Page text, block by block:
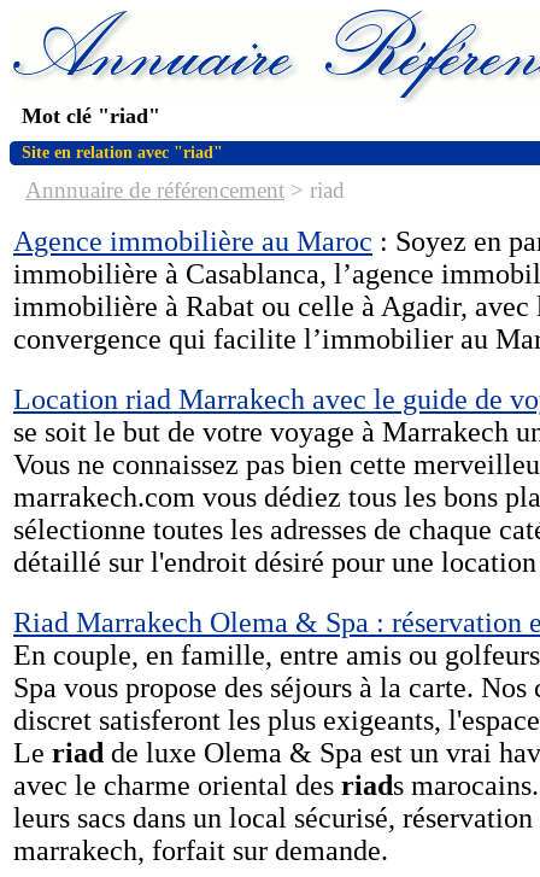
Mot clé "riad"
Site en relation avec "riad"
Annnuaire de référencement > riad
Agence immobilière au Maroc : Soyez en
immobilière à Casablanca, l’agence
immobilière à Rabat ou celle à Agadir,
convergence qui facilite l’immobilier au
Location riad Marrakech avec le guide de
se soit le but de votre voyage à Marrakech
Vous ne connaissez pas bien cette
marrakech.com vous dédiez tous les bons
sélectionne toutes les adresses de chaque
détaillé sur l'endroit désiré pour une
Riad Marrakech Olema & Spa : réservation
En couple, en famille, entre amis ou
Spa vous propose des séjours à la carte.
discret satisferont les plus exigeants,
Le riad de luxe Olema & Spa est un vrai
avec le charme oriental des riads
leurs sacs dans un local sécurisé,
marrakech, forfait sur demande.